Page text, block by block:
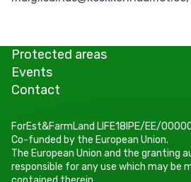
Protected areas
Events
Contact
ForEst&FarmLand LIFE18IPE/EE/
Co-funded by the European Union.
The European Union and the granting
responsible for any use which may be